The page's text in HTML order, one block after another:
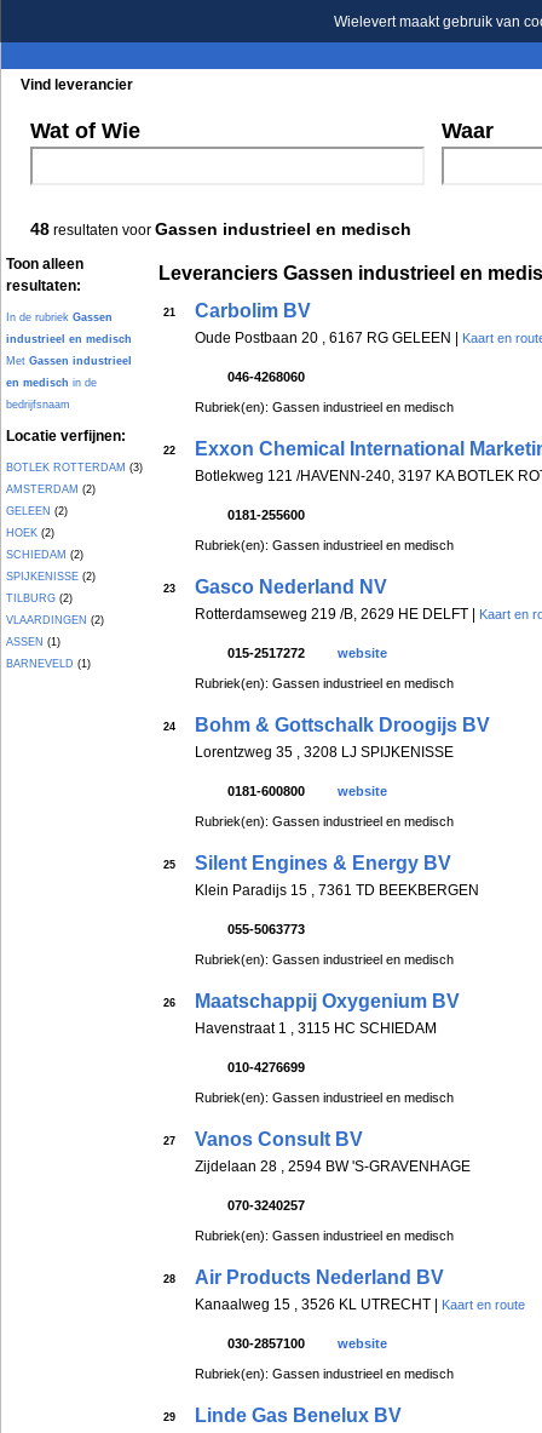
Wielevert maakt gebruik van
Vind leverancier
Wat of Wie Waar
48 resultaten voor Gassen industrieel en medisch
Toon alleen
resultaten:
In de rubriek Gassen
industrieel en medisch
Met Gassen industrieel
en medisch in de
bedrijfsnaam
Locatie verfijnen:
BOTLEK ROTTERDAM (3)
AMSTERDAM (2)
GELEEN (2)
HOEK (2)
SCHIEDAM (2)
SPIJKENISSE (2)
TILBURG (2)
VLAARDINGEN (2)
ASSEN (1)
BARNEVELD (1)
Leveranciers Gassen industrieel en
21 Carbolim BV
Oude Postbaan 20 , 6167 RG GELEEN | Kaart en
046-4268060
Rubriek(en): Gassen industrieel en medisch
22 Exxon Chemical International
Botlekweg 121 /HAVENN-240, 3197 KA BOTLEK
0181-255600
Rubriek(en): Gassen industrieel en medisch
23 Gasco Nederland NV
Rotterdamseweg 219 /B, 2629 HE DELFT | Kaart en
015-2517272 website
Rubriek(en): Gassen industrieel en medisch
24 Bohm & Gottschalk Droogijs BV
Lorentzweg 35 , 3208 LJ SPIJKENISSE
0181-600800 website
Rubriek(en): Gassen industrieel en medisch
25 Silent Engines & Energy BV
Klein Paradijs 15 , 7361 TD BEEKBERGEN
055-5063773
Rubriek(en): Gassen industrieel en medisch
26 Maatschappij Oxygenium BV
Havenstraat 1 , 3115 HC SCHIEDAM
010-4276699
Rubriek(en): Gassen industrieel en medisch
27 Vanos Consult BV
Zijdelaan 28 , 2594 BW 'S-GRAVENHAGE
070-3240257
Rubriek(en): Gassen industrieel en medisch
28 Air Products Nederland BV
Kanaalweg 15 , 3526 KL UTRECHT | Kaart en route
030-2857100 website
Rubriek(en): Gassen industrieel en medisch
29 Linde Gas Benelux BV